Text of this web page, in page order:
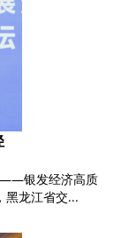
——银发经济高质
黑龙江省交...